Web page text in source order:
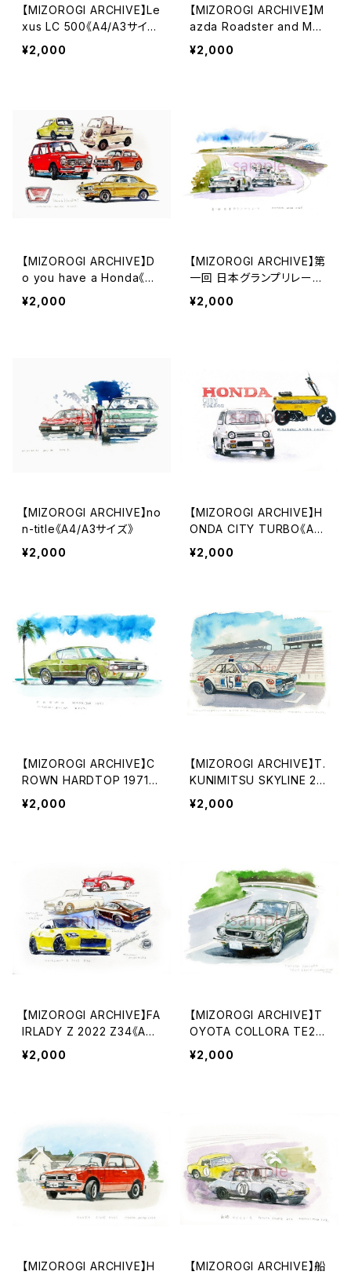
【MIZOROGI ARCHIVE】Le
xus LC 500《A4/A3サイ
ズ》
¥2,000
【MIZOROGI ARCHIVE】M
azda Roadster and MX-
30《A4/A3サイズ》
¥2,000
【MIZOROGI ARCHIVE】D
o you have a Honda《A
4/A3サイズ》
¥2,000
【MIZOROGI ARCHIVE】第
一回 日本グランプリレース
《A4/A3サイズ》
¥2,000
【MIZOROGI ARCHIVE】no
n-title《A4/A3サイズ》
¥2,000
【MIZOROGI ARCHIVE】H
ONDA CITY TURBO《A4/
A3サイズ》
¥2,000
【MIZOROGI ARCHIVE】C
ROWN HARDTOP 1971
《A4/A3サイズ》
¥2,000
【MIZOROGI ARCHIVE】T.
KUNIMITSU SKYLINE 20
00 GT-R KPGC10 FISCO
《A4/A3サイズ》
¥2,000
【MIZOROGI ARCHIVE】FA
IRLADY Z 2022 Z34《A4/
A3サイズ》
¥2,000
【MIZOROGI ARCHIVE】T
OYOTA COLLORA TE27
LEVIN《A4/A3サイズ》
¥2,000
【MIZOROGI ARCHIVE】H
【MIZOROGI ARCHIVE】船